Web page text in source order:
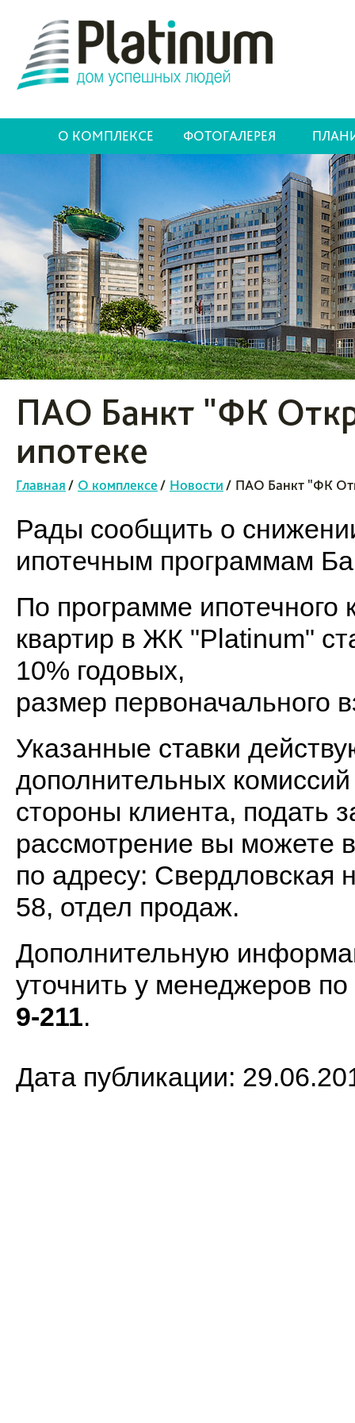
О КОМПЛЕКСЕ ФОТОГАЛЕРЕЯ
ПАО Банкт "ФК
ипотеке
Главная / О комплексе / Новости / ПАО Банкт "ФК
Рады сообщить о
ипотечным программам
По программе ипотечного
квартир в ЖК "Platinum"
10% годовых,
размер первоначального
Указанные ставки
дополнительных
стороны клиента, подать
рассмотрение вы можете
по адресу: Свердловская
58, отдел продаж.
Дополнительную
уточнить у менеджеров
9-211.
Дата публикации: